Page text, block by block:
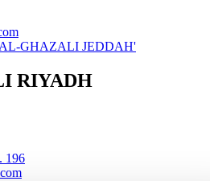
GHAZALI JEDDAH'
RIYADH
196